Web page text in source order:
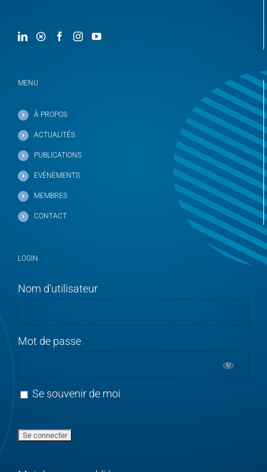
MENU
À PROPOS
ACTUALITÉS
PUBLICATIONS
EVÉNEMENTS
MEMBRES
CONTACT
LOGIN
Nom d'utilisateur
Mot de passe
Se souvenir de moi